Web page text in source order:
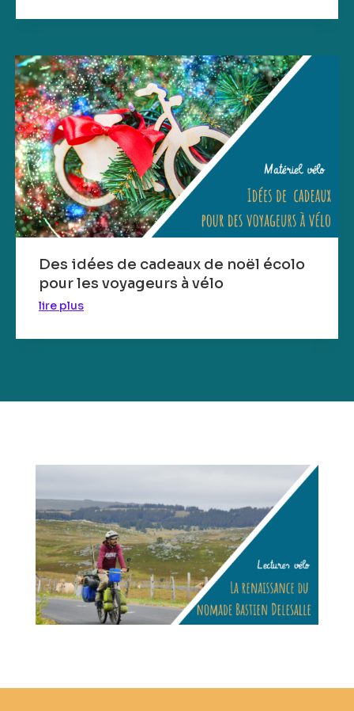
Des idées de cadeaux de noël écolo
pour les voyageurs à vélo
lire plus